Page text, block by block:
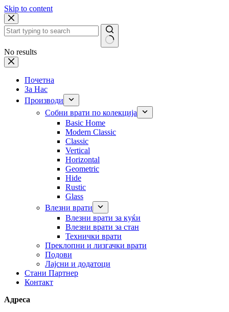
Skip to content
No results
Почетна
За Нас
Производи
Собни врати по колекција
Basic Home
Modern Classic
Classic
Vertical
Horizontal
Geometric
Hide
Rustic
Glass
Влезни врати
Влезни врати за куќи
Влезни врати за стан
Технички врати
Преклопни и лизгачки врати
Подови
Лајсни и додатоци
Стани Партнер
Контакт
Адреса